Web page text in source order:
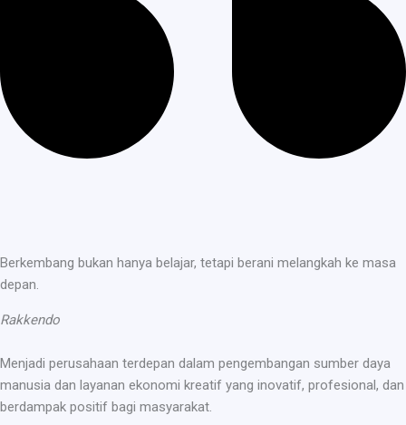
Berkembang bukan hanya belajar, tetapi berani melangkah ke masa
depan.
Rakkendo
Menjadi perusahaan terdepan dalam pengembangan sumber daya
manusia dan layanan ekonomi kreatif yang inovatif, profesional, dan
berdampak positif bagi masyarakat.